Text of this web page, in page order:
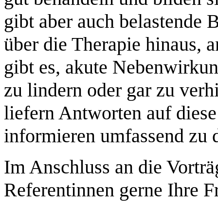
gibt aber auch belastende
über die Therapie hinaus,
gibt es, akute
zu lindern oder gar zu
liefern Antworten auf
informieren umfassend zu
Im Anschluss an die
Referentinnen gerne Ihre